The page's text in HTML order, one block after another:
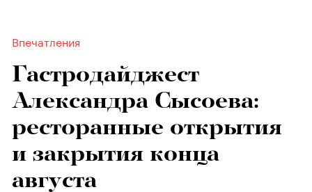
Впечатления
Гастродайджест
Александра Сысоева:
ресторанные открытия
и закрытия конца
августа